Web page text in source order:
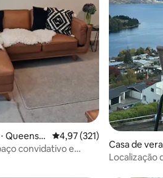
Queenst
4,97 de uma avaliação
4,97 (321)
convidativo e
Casa de
wn
Localização